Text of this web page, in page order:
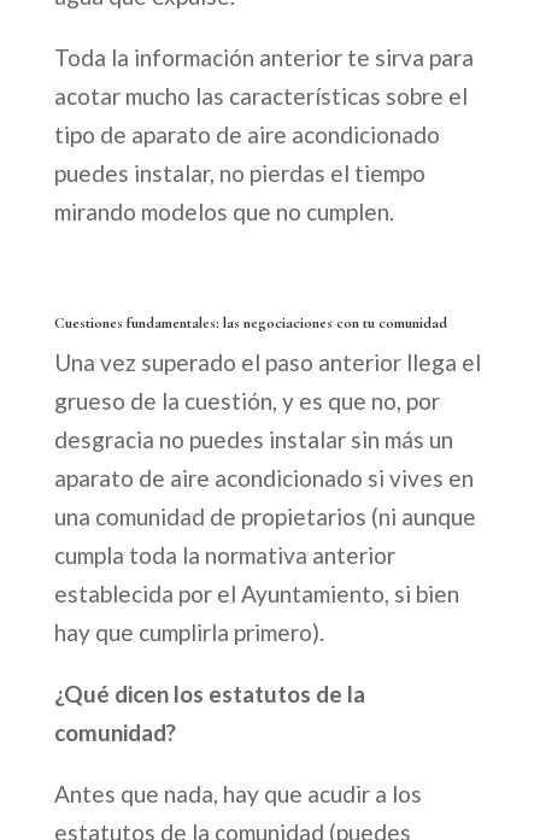
Toda la información anterior te sirva para
acotar mucho las características sobre el
tipo de aparato de aire acondicionado
puedes instalar, no pierdas el tiempo
mirando modelos que no cumplen.
Cuestiones fundamentales: las negociaciones con tu comunidad
Una vez superado el paso anterior llega el
grueso de la cuestión, y es que no, por
desgracia no puedes instalar sin más un
aparato de aire acondicionado si vives en
una comunidad de propietarios (ni aunque
cumpla toda la normativa anterior
establecida por el Ayuntamiento, si bien
hay que cumplirla primero).
¿Qué dicen los estatutos de la
comunidad?
Antes que nada, hay que acudir a los
estatutos de la comunidad (puedes